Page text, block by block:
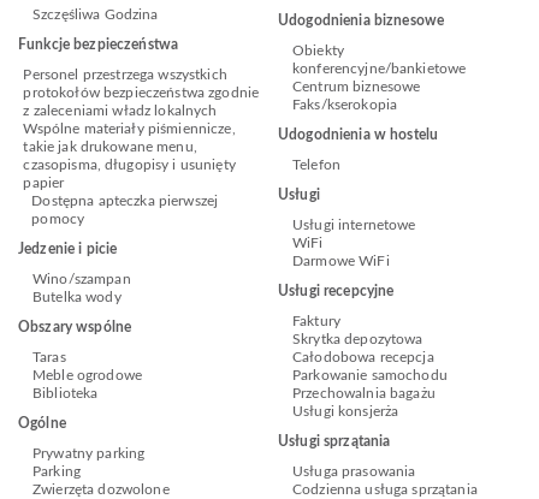
Szczęśliwa Godzina
Funkcje bezpieczeństwa
Personel przestrzega wszystkich
protokołów bezpieczeństwa zgodnie
z zaleceniami władz lokalnych
Wspólne materiały piśmiennicze,
takie jak drukowane menu,
czasopisma, długopisy i usunięty
papier
Dostępna apteczka pierwszej
pomocy
Jedzenie i picie
Wino/szampan
Butelka wody
Obszary wspólne
Taras
Meble ogrodowe
Biblioteka
Ogólne
Prywatny parking
Parking
Zwierzęta dozwolone
Udogodnienia biznesowe
Obiekty
konferencyjne/bankietowe
Centrum biznesowe
Faks/kserokopia
Udogodnienia w hostelu
Telefon
Usługi
Usługi internetowe
WiFi
Darmowe WiFi
Usługi recepcyjne
Faktury
Skrytka depozytowa
Całodobowa recepcja
Parkowanie samochodu
Przechowalnia bagażu
Usługi konsjerża
Usługi sprzątania
Usługa prasowania
Codzienna usługa sprzątania